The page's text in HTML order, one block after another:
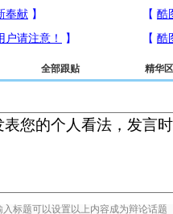
全部跟贴 精华区